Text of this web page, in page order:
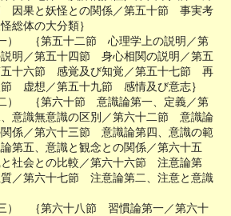
因果と妖怪との関係／第五十節 事実考
総体の大分類｝
） ｛第五十二節 心理学上の説明／第
明／第五十四節 身心相関の説明／第五
十六節 感覚及び知覚／第五十七節 再
虚想／第五十九節 感情及び意志｝
） ｛第六十節 意識論第一、定義／第
意識無意識の区別／第六十二節 意識論
係／第六十三節 意識論第四、意識の範
第五、意識と観念との関係／第六十五
社会との比較／第六十六節 注意論第
／第六十七節 注意論第二、注意と意識
） ｛第六十八節 習慣論第一／第六十